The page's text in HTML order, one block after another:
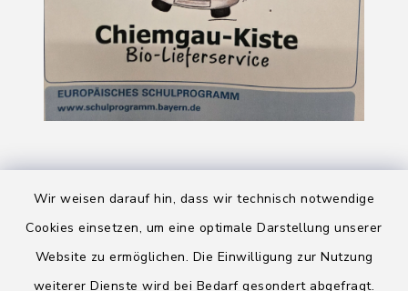
Wir weisen darauf hin, dass wir technisch notwendige
Cookies einsetzen, um eine optimale Darstellung unserer
Website zu ermöglichen. Die Einwilligung zur Nutzung
weiterer Dienste wird bei Bedarf gesondert abgefragt.